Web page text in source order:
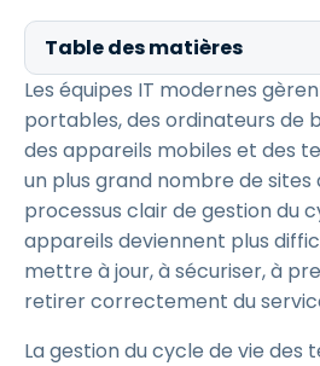
Table des matières
Les équipes IT modernes
portables, des ordinateurs de
des appareils mobiles et des
un plus grand nombre de sites
processus clair de gestion du
appareils deviennent plus
mettre à jour, à sécuriser, à
retirer correctement du
La gestion du cycle de vie des